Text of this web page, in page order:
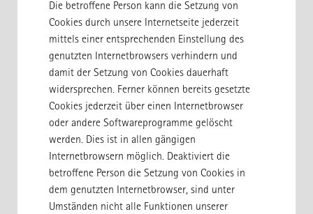
Die betroffene Person kann die Setzung von
Cookies durch unsere Internetseite jederzeit
mittels einer entsprechenden Einstellung des
genutzten Internetbrowsers verhindern und
damit der Setzung von Cookies dauerhaft
widersprechen. Ferner können bereits gesetzte
Cookies jederzeit über einen Internetbrowser
oder andere Softwareprogramme gelöscht
werden. Dies ist in allen gängigen
Internetbrowsern möglich. Deaktiviert die
betroffene Person die Setzung von Cookies in
dem genutzten Internetbrowser, sind unter
Umständen nicht alle Funktionen unserer